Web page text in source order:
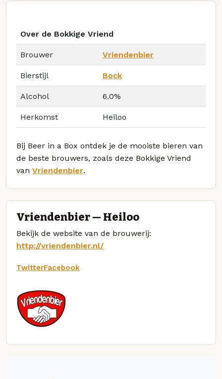
Over de Bokkige Vriend
Brouwer Vriendenbier
Bierstijl Bock
Alcohol 6.0%
Herkomst Heiloo
Bij Beer in a Box ontdek je de mooiste bieren van
de beste brouwers, zoals deze Bokkige Vriend
van Vriendenbier.
Vriendenbier — Heiloo
Bekijk de website van de brouwerij:
http://vriendenbier.nl/
TwitterFacebook